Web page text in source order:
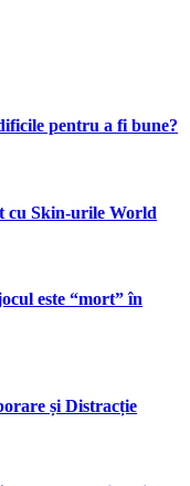
pentru a fi bune?
cu Skin-urile World
este “mort” în
și Distracție